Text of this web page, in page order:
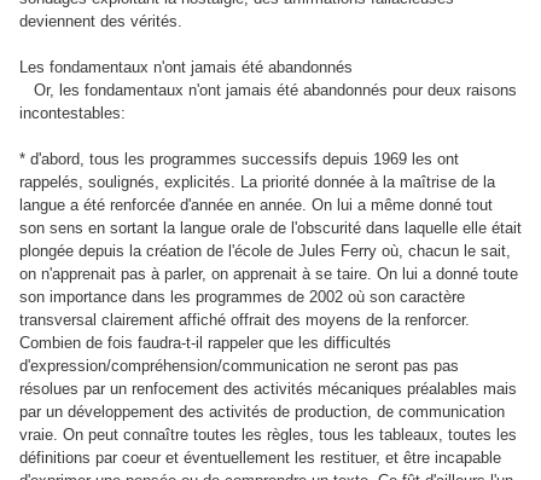
deviennent des vérités.
Les fondamentaux n'ont jamais été abandonnés
Or, les fondamentaux n'ont jamais été abandonnés pour deux raisons
incontestables:
* d'abord, tous les programmes successifs depuis 1969 les ont
rappelés, soulignés, explicités. La priorité donnée à la maîtrise de la
langue a été renforcée d'année en année. On lui a même donné tout
son sens en sortant la langue orale de l'obscurité dans laquelle elle était
plongée depuis la création de l'école de Jules Ferry où, chacun le sait,
on n'apprenait pas à parler, on apprenait à se taire. On lui a donné toute
son importance dans les programmes de 2002 où son caractère
transversal clairement affiché offrait des moyens de la renforcer.
Combien de fois faudra-t-il rappeler que les difficultés
d'expression/compréhension/communication ne seront pas pas
résolues par un renfocement des activités mécaniques préalables mais
par un développement des activités de production, de communication
vraie. On peut connaître toutes les règles, tous les tableaux, toutes les
définitions par coeur et éventuellement les restituer, et être incapable